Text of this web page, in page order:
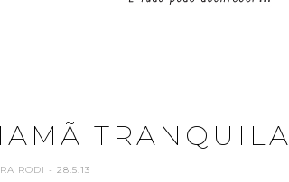
TRANQUILA
RODI - 28.5.13